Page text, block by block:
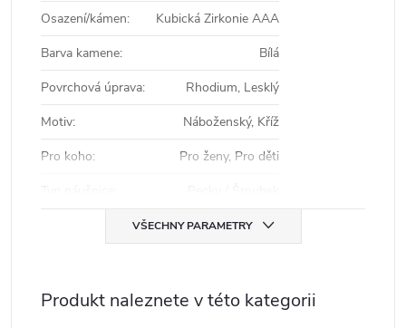
Osazení/kámen:
Kubická Zirkonie AAA
Barva kamene:
Bílá
Povrchová úprava:
Rhodium, Lesklý
Motiv:
Náboženský, Kříž
Pro koho:
Pro ženy, Pro děti
VŠECHNY PARAMETRY
Produkt naleznete v této kategorii